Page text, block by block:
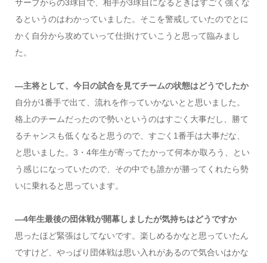
サーブからの3球目で、相手が3球目になるときはすごく強くな
るというのはわかっていました。そこを警戒していたのでとに
かく自分から攻めていって仕掛けていこうと思って臨みまし
た。
―主将として、今日の試合を見てチームの状態はどうでしたか
自分が1番手で出て、流れを作っていかないとと思いました。
格上のチームだったので勢いというのはすごく大事だし、勝て
るチャンスも低くなると思うので、すごく1番手は大事だな、
と思いました。3・4年生が寄ってたかって何本か取ろう、とい
う感じになっていたので、その中でも誰かが勝ってくれたら勢
いに乗れると思っています。
―4年生最後の団体戦が開幕しましたが気持ちはどうですか
思ったほど緊張はしてないです。楽しめるかなと思っていたん
ですけど、やっぱり団体戦は思い入れがあるので気合いはかな